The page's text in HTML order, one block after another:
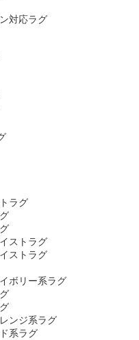
対応ラグ
ラグ
ストラグ
ストラグ
ボリー系ラグ
ンジ系ラグ
系ラグ